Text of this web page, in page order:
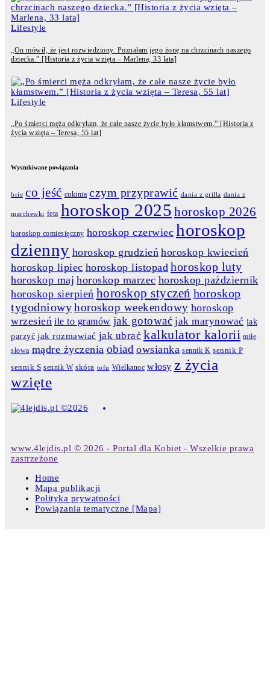
Lifestyle
„On mówił, że jest rozwiedziony. Poznałam jego żonę na chrzcinach naszego
dziecka.” [Historia z życia wzięta – Marlena, 33 lata]
Lifestyle
„Po śmierci męża odkryłam, że całe nasze życie było kłamstwem.” [Historia z
życia wzięta – Teresa, 55 lat]
Wyszukiwane powiązania
brie co jeść cukinia czym przyprawić dania z grilla dania z
marchewki feta horoskop 2025 horoskop 2026
horoskop comiesięczny horoskop czerwiec horoskop
dzienny horoskop grudzień horoskop kwiecień
horoskop lipiec horoskop listopad horoskop luty
horoskop maj horoskop marzec horoskop październik
horoskop sierpień horoskop styczeń horoskop
tygodniowyhoroskop weekendowy horoskop
wrzesień ile to gramów jak gotować jak marynować jak
parzyć jak rozmawiać jak ubrać kalkulator kalorii miłe
słowa mądre życzenia obiad owsianka sennik K sennik P
sennik S sennik W skóra tofu Wielkanoc włosy z życia
wzięte
www.4lejdis.pl © 2026 - Portal dla Kobiet - Wszelkie prawa
zastrzeżone
Home
Mapa publikacji
Polityka prywatności
Powiązania tematyczne [Mapa]